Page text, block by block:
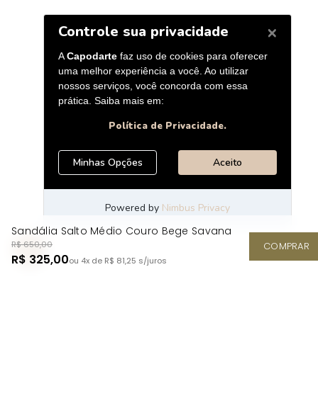
Sandália Salto Médio Couro Bege Savana
R$ 650,00
R$ 325,00ou 4x de R$ 81,25 s/juros
COMPRAR